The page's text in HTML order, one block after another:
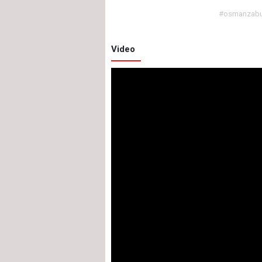
Video